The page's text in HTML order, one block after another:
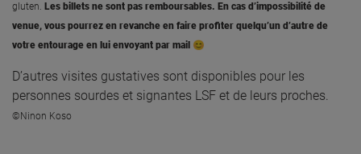
gluten. Les billets ne sont pas remboursables. En cas d’impossibilité de
venue, vous pourrez en revanche en faire profiter quelqu’un d’autre de
votre entourage en lui envoyant par mail 😊
D’autres visites gustatives sont disponibles pour les
personnes sourdes et signantes LSF et de leurs proches.
©Ninon Koso